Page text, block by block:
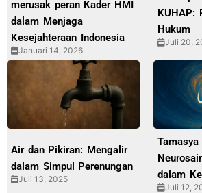
merusak peran Kader HMI
dalam Menjaga
Kesejahteraan Indonesia
Januari 14, 2026
KUHAP:
Hukum
Juli 20,
Air dan Pikiran: Mengalir
dalam Simpul Perenungan
Juli 13, 2025
dalam
Juli 12,